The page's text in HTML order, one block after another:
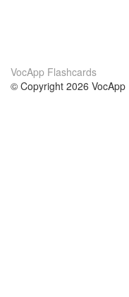
VocApp Flashcards
© Copyright 2026 VocApp